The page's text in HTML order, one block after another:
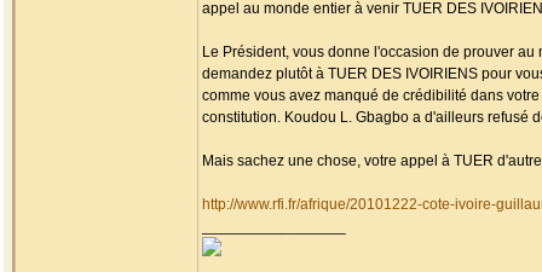
appel au monde entier à venir TUER DES
Le Président, vous donne l'occasion de prouver
demandez plutôt à TUER DES IVOIRIENS pour
comme vous avez manqué de crédibilité dans
constitution. Koudou L. Gbagbo a d'ailleurs refusé
Mais sachez une chose, votre appel à TUER
http://www.rfi.fr/afrique/20101222-cote-ivoire-